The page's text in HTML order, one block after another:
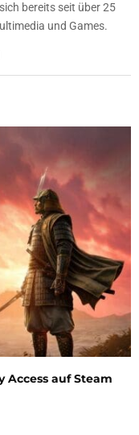
bereits seit über 25
und Games.
Access auf Steam